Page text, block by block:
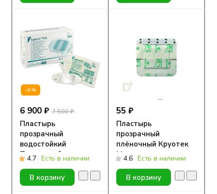
-8%
6 900 ₽ 7 500 ₽
Пластырь
прозрачный
водостойкий
Тегадерм без выреза
(3M™ Tegaderm Film)
1624W, 6 x 7 см, упак.
100 шт
4.7 Есть в наличии
В корзину
55 ₽
Пластырь
прозрачный
плёночный Круотек
Медитек с
подушечкой, 9x10см
4.6 Есть в наличии
В корзину